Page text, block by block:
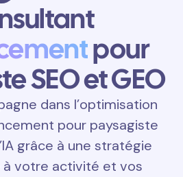
pour
SEO et GEO
dans l’optimisation
pour paysagiste
grâce à une stratégie
à votre activité et vos